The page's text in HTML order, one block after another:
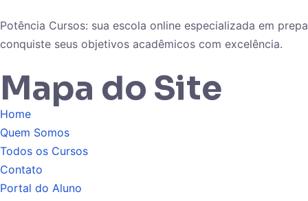
Potência Cursos: sua escola online especializada em
conquiste seus objetivos acadêmicos com excelência.
Mapa do Site
Home
Quem Somos
Todos os Cursos
Contato
Portal do Aluno